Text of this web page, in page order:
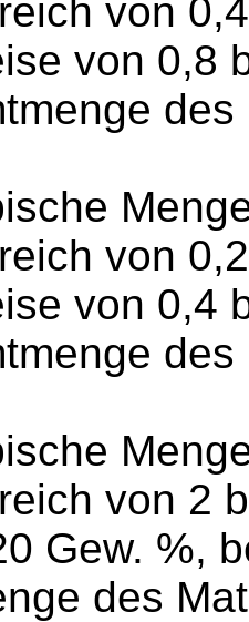
von
von 0,8
von
von 0,4
von 2
Gew. %,
des